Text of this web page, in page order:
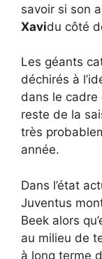
savoir si son
Xavidu côté
Les géants
déchirés à
dans le cadre
reste de la
très
année.
Dans l’état
Juventus
Beek alors
au milieu de
à long terme